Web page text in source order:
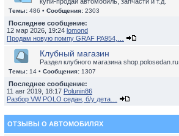
Темы: 486 • Сообщения: 2303
Последнее сообщение:
12 мар 2026, 19:24 lomond
Продам новую помпу GRAF PA954,…
Клубный магазин
Раздел клубного магазина shop.polosedan.ru
Темы: 14 • Сообщения: 1307
Последнее сообщение:
11 авг 2019, 18:17 Polunin86
Разбор VW POLO седан, б/у дета…
ОТЗЫВЫ О АВТОМОБИЛЯХ